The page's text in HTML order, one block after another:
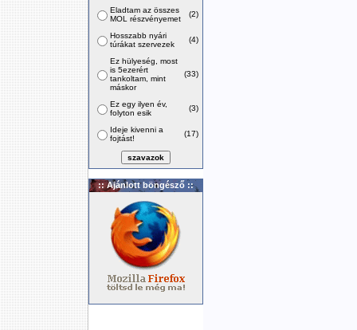
Eladtam az összes
MOL részvényemet
(2)
Hosszabb nyári
túrákat szervezek
(4)
Ez hülyeség, most
is 5ezerért
tankoltam, mint
máskor
(33)
Ez egy ilyen év,
folyton esik
(3)
Ideje kivenni a
fojtást!
(17)
:: Ajánlott böngésző ::